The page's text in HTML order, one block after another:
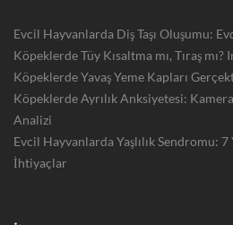
Evcil Hayvanlarda Diş Taşı Oluşumu:
Köpeklerde Tüy Kısaltma mı, Tıraş
Köpeklerde Yavaş Yeme Kapları
Köpeklerde Ayrılık Anksiyetesi:
Analizi
Evcil Hayvanlarda Yaşlılık Sendromu: 7
İhtiyaçlar